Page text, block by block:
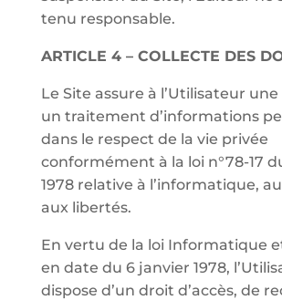
tenu responsable.
ARTICLE 4 – COLLECTE DES
Le Site assure à l’Utilisateur
un traitement d’informations
dans le respect de la vie privée
conformément à la loi n°78-17
1978 relative à l’informatique,
aux libertés.
En vertu de la loi Informatique
en date du 6 janvier 1978,
dispose d’un droit d’accès, de